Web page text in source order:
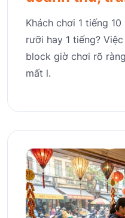
Khách chơi 1 tiếng
rưỡi hay 1 tiếng?
block giờ chơi rõ
mất l.